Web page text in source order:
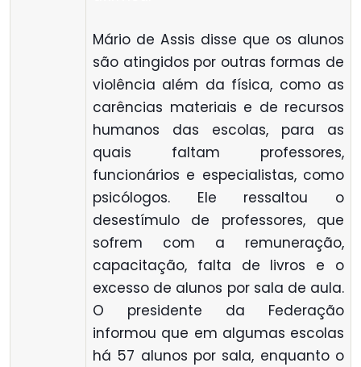
Mário de Assis disse que os alunos
são atingidos por outras formas de
violência além da física, como as
carências materiais e de recursos
humanos das escolas, para as
quais faltam professores,
funcionários e especialistas, como
psicólogos. Ele ressaltou o
desestímulo de professores, que
sofrem com a remuneração,
capacitação, falta de livros e o
excesso de alunos por sala de aula.
O presidente da Federação
informou que em algumas escolas
há 57 alunos por sala, enquanto o